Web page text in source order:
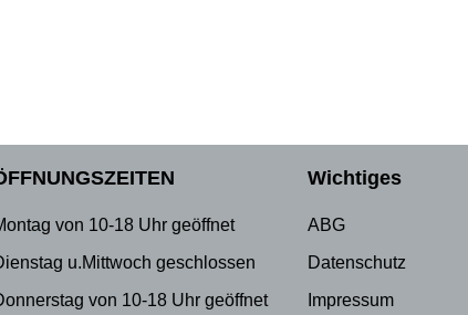
von 10-18 Uhr geöffnet
u.Mittwoch geschlossen
von 10-18 Uhr geöffnet
Wichtiges
ABG
Datenschutz
Impressum